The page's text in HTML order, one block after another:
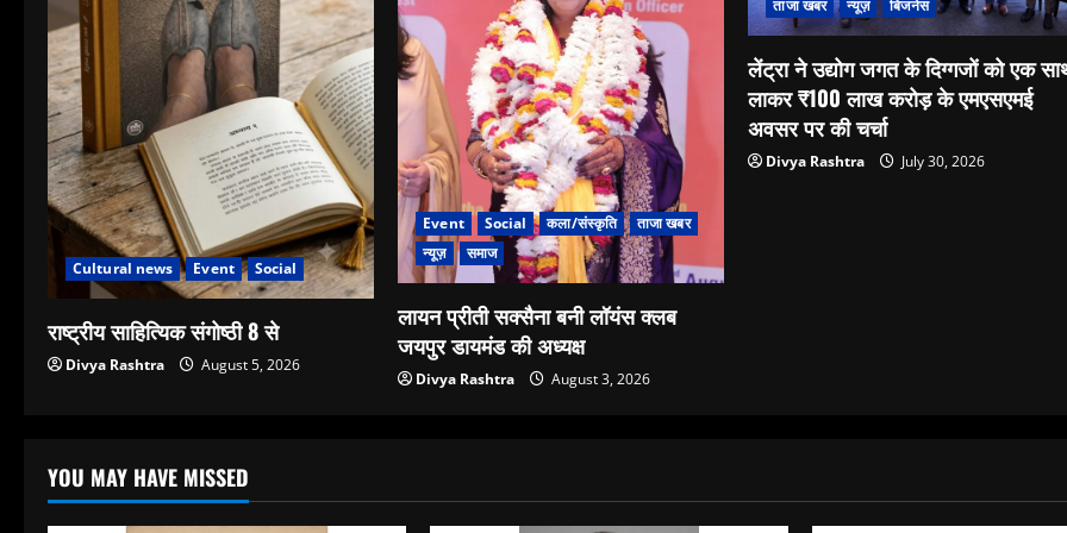
Cultural news Event Social
राष्ट्रीय साहित्यिक संगोष्ठी 8 से
Divya Rashtra August 5, 2026
Event Social कला/संस्कृति
ताजा खबर
न्यूज़
समाज
लायन प्रीती सक्सैना बनी लॉयंस क्लब
जयपुर डायमंड की अध्यक्ष
Divya Rashtra August 3, 2026
ताजा खबर न्यूज़ बिजनेस
लेंट्रा ने उद्योग जगत के दिग्गजों को एक
लाकर ₹100 लाख करोड़ के एमएसएमई
अवसर पर की चर्चा
Divya Rashtra July 30, 2026
YOU MAY HAVE MISSED